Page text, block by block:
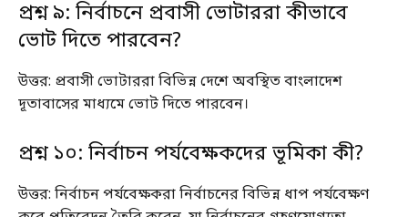
প্রশ্ন ৯: নির্বাচনে প্রবাসী ভোটাররা কীভাবে
ভোট দিতে পারবেন?
উত্তর: প্রবাসী ভোটাররা বিভিন্ন দেশে অবস্থিত বাংলাদেশ
দূতাবাসের মাধ্যমে ভোট দিতে পারবেন।
প্রশ্ন ১০: নির্বাচন পর্যবেক্ষকদের ভূমিকা কী?
উত্তর: নির্বাচন পর্যবেক্ষকরা নির্বাচনের বিভিন্ন ধাপ পর্যবেক্ষণ